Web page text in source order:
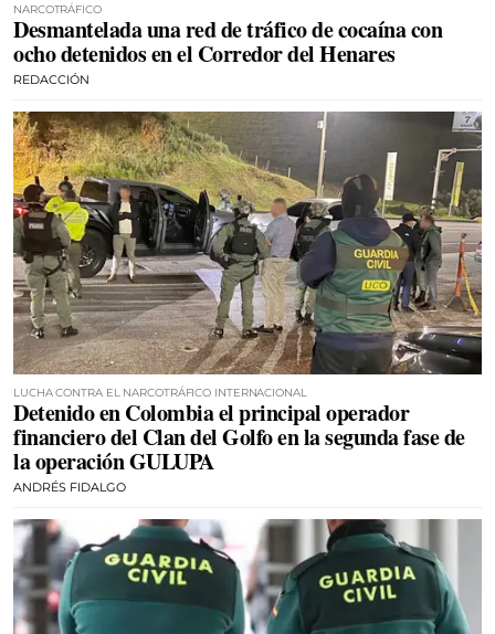
NARCOTRÁFICO
Desmantelada una red de tráfico de cocaína con
ocho detenidos en el Corredor del Henares
REDACCIÓN
LUCHA CONTRA EL NARCOTRÁFICO INTERNACIONAL
Detenido en Colombia el principal operador
financiero del Clan del Golfo en la segunda fase de
la operación GULUPA
ANDRÉS FIDALGO